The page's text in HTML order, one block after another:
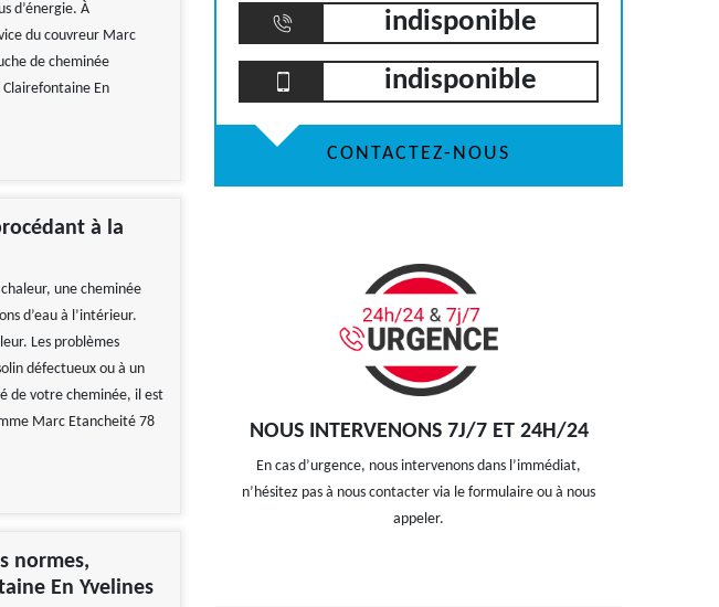
d’énergie. À
du couvreur Marc
de cheminée
En
à la
une cheminée
d’eau à l’intérieur.
Les problèmes
défectueux ou à un
de votre cheminée, il est
Marc Etancheité 78
normes,
En Yvelines
indisponible
indisponible
CONTACTEZ-NOUS
NOUS INTERVENONS 7J/7 ET 24H/24
En cas d’urgence, nous intervenons dans l’immédiat,
n’hésitez pas à nous contacter via le formulaire ou à nous
appeler.